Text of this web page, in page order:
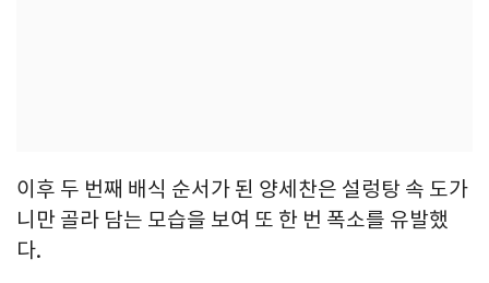
이후 두 번째 배식 순서가 된 양세찬은 설렁탕 속 도가
니만 골라 담는 모습을 보여 또 한 번 폭소를 유발했
다.